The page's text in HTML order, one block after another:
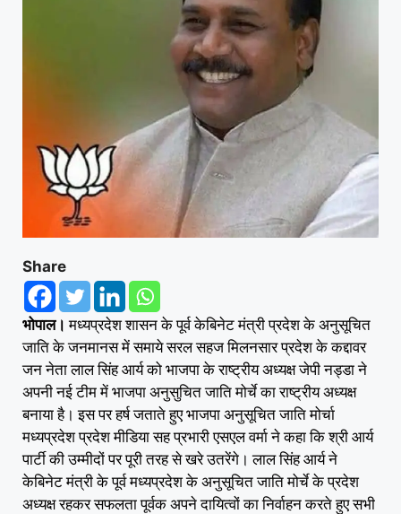
Share
भोपाल। मध्यप्रदेश शासन के पूर्व केबिनेट मंत्री प्रदेश के अनुसूचित
जाति के जनमानस में समाये सरल सहज मिलनसार प्रदेश के कद्दावर
जन नेता लाल सिंह आर्य को भाजपा के राष्ट्रीय अध्यक्ष जेपी नड्डा ने
अपनी नई टीम में भाजपा अनुसुचित जाति मोर्चे का राष्ट्रीय अध्यक्ष
बनाया है। इस पर हर्ष जताते हुए भाजपा अनुसूचित जाति मोर्चा
मध्यप्रदेश प्रदेश मीडिया सह प्रभारी एसएल वर्मा ने कहा कि श्री आर्य
पार्टी की उम्मीदों पर पूरी तरह से खरे उतरेंगे। लाल सिंह आर्य ने
केबिनेट मंत्री के पूर्व मध्यप्रदेश के अनुसूचित जाति मोर्चे के प्रदेश
अध्यक्ष रहकर सफलता पूर्वक अपने दायित्वों का निर्वाहन करते हुए सभी